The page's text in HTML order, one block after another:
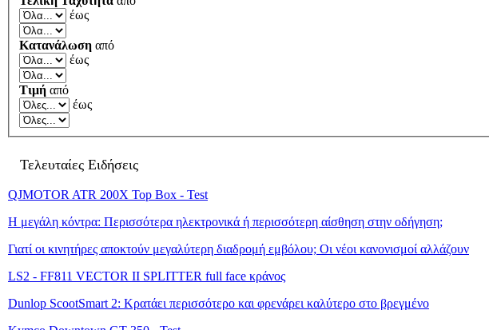
έως
Κατανάλωση από
έως
Τιμή από
έως
Τελευταίες Ειδήσεις
QJMOTOR ATR 200X Top Box - Test
Η μεγάλη κόντρα: Περισσότερα ηλεκτρονικά ή περισσότερη αίσθηση στην οδήγηση;
Γιατί οι κινητήρες αποκτούν μεγαλύτερη διαδρομή εμβόλου; Οι νέοι κανονισμοί αλλάζουν
LS2 - FF811 VECTOR II SPLITTER full face κράνος
Dunlop ScootSmart 2: Κρατάει περισσότερο και φρενάρει καλύτερο στο βρεγμένο